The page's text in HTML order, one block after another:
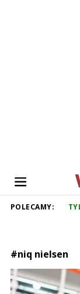
POLECAMY:
#niq nielsen